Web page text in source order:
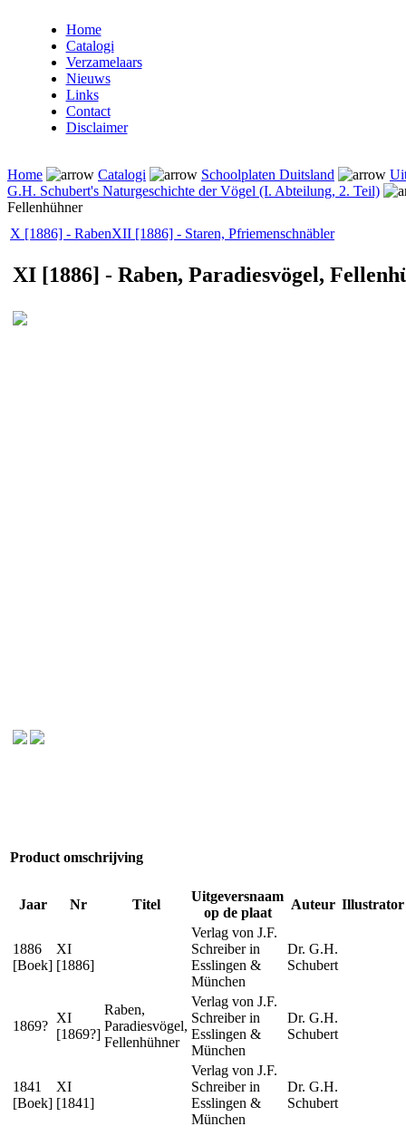
Home
Catalogi
Verzamelaars
Nieuws
Links
Contact
Disclaimer
Home Catalogi Schoolplaten Duitsland
G.H. Schubert's Naturgeschichte der Vögel (I. Abteilung, 2. Teil)
Fellenhühner
X [1886] - RabenXII [1886] - Staren, Pfriemenschnäbler
XI [1886] - Raben, Paradiesvögel,
Product omschrijving
Jaar Nr Titel
Uitgeversnaam
op de plaat
Auteur Illustrator
1886
[Boek]
XI
[1886]
Raben,
Paradiesvögel,
Fellenhühner
Verlag von J.F.
Schreiber in
Esslingen &
München
Dr. G.H.
Schubert
1869?
XI
[1869?]
Verlag von J.F.
Schreiber in
Esslingen &
München
Dr. G.H.
Schubert
1841
[Boek]
XI
[1841]
Verlag von J.F.
Schreiber in
Esslingen &
München
Dr. G.H.
Schubert